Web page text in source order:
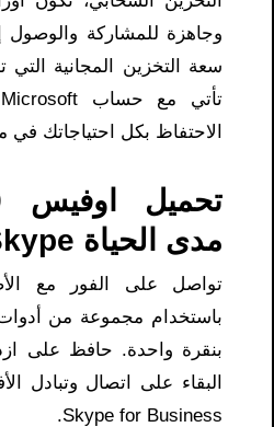
وجاهزة للمشاركة والوصول
الاحتفاظ بكل احتياجاتك في
مدى الحياة Skype للأعمال:
تواصل على الفور مع
باستخدام مجموعة من أدوات
بنقرة واحدة. حافظ على
البقاء على اتصال وتبادل
Skype for Business.